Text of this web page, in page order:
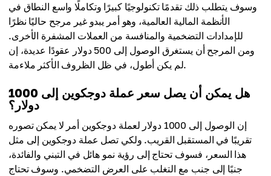
وسوف يتطلب ذلك تقدمًا تكنولوجيًا كبيرًا وتكاملًا واسع النطاق في
الأنظمة المالية العالمية، وهو أمر يبدو غير مرجح حاليًا نظرًا
للإمدادات التضخمية والمنافسة من العملات المشفرة الأخرى.
ومن المرجح أن يستغرق الوصول إلى 500 دولار عقودًا عديدة، إن
لم يكن أطول، في ظل الظروف الأكثر ملاءمة.
هل يمكن أن يصل سعر عملة دوجكوين إلى 1000
دولار؟
إن الوصول إلى 1000 دولار لعملة دوجكوين أمر لا يمكن تصوره
تقريبًا في المستقبل القريب. ولكي تصل عملة دوجكوين إلى مثل
هذا السعر، فسوف تحتاج إلى رؤية نمو هائل في التبني والفائدة،
جنبًا إلى جنب مع التغلب على العرض التضخمي. وسوف تحتاج